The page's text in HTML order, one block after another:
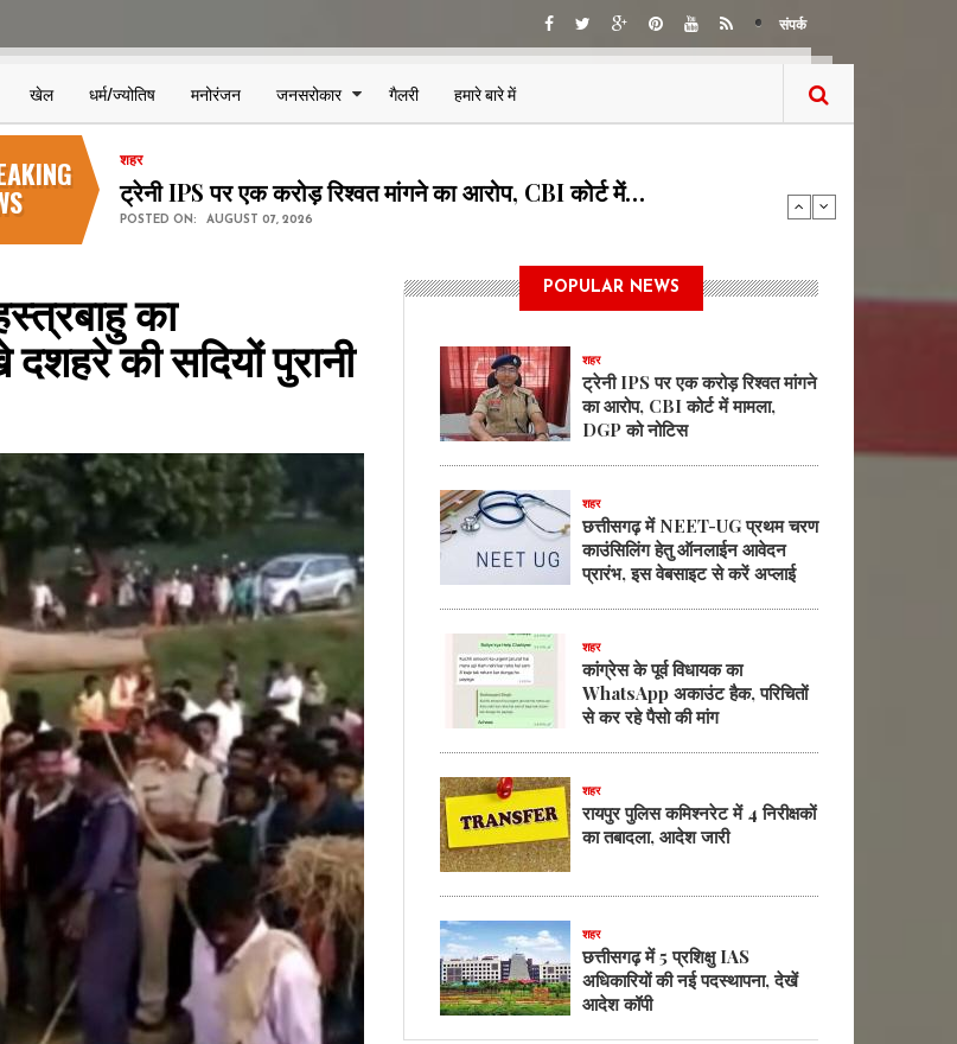
संपर्क
खेल धर्म/ज्योतिष मनोरंजन जनसरोकार गैलरी हमारे बारे में
शहर
छत्तीसगढ़ में NEET-UG प्रथम चरण काउंसिलिंग हेतु ऑनलाईन…
POSTED ON: AUGUST 07, 2026
का
की सदियों पुरानी
POPULAR NEWS
शहर
ट्रेनी IPS पर एक करोड़ रिश्वत मांगने
का आरोप, CBI कोर्ट में मामला,
DGP को नोटिस
शहर
छत्तीसगढ़ में NEET-UG प्रथम चरण
काउंसिलिंग हेतु ऑनलाईन आवेदन
प्रारंभ, इस वेबसाइट से करें अप्लाई
शहर
कांग्रेस के पूर्व विधायक का
WhatsApp अकाउंट हैक, परिचितों
से कर रहे पैसो की मांग
शहर
रायपुर पुलिस कमिश्नरेट में 4 निरीक्षकों
का तबादला, आदेश जारी
शहर
छत्तीसगढ़ में 5 प्रशिक्षु IAS
अधिकारियों की नई पदस्थापना, देखें
आदेश कॉपी